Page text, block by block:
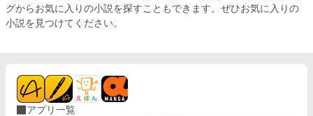
グからお気に入りの小説を探すこともできます。ぜひお気に入りの
小説を見つけてください。
アプリ一覧